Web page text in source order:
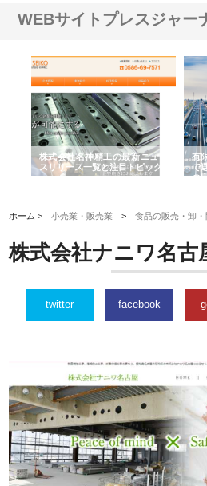
WEBサイトプレスジャー
株式会社名神精工の最新ニュー
スリリース一覧と注目トピック
有
で
の
ホーム >小売業・販売業 >食品の販売・卸・
株式会社ナニワ名古
twitter facebook